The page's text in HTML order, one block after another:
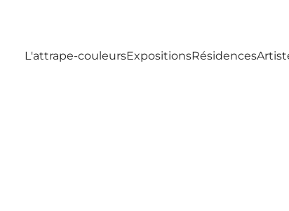
L'attrape-couleursExpositionsRésidences